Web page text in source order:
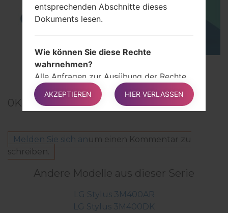
TOP 5 SECRET CODES for LG!
0Kommentare
Melden Sie sich anum einen Kommentar zu
schreiben.
Andere Modelle aus dieser Serie
LG Stylus 3M400AR
LG Stylus 3M400DK
entsprechenden Abschnitte dieses
Dokuments lesen.
Wie können Sie diese Rechte
wahrnehmen?
Alle Anfragen zur Ausübung der Rechte
des Benutzers können über die in diesem
Dokument angegebenen Kontaktdaten
an den Eigentümer gesendet werden.
gestellt werden und werden vom
Eigentümer in kürzester Zeit und immer
innerhalb eines Monats geprüft.
Zusätzliche Informationen zur
Erhebung und Verarbeitung von Daten
AKZEPTIEREN HIER VERLASSEN